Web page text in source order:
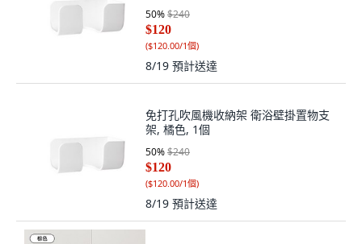
50%$240
$120
($120.00/1個)
8/19 預計送達
免打孔吹風機收納架 衛浴壁掛置物支
架, 橘色, 1個
50%$240
$120
($120.00/1個)
8/19 預計送達